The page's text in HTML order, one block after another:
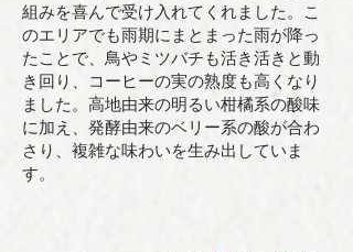
組みを喜んで受け⼊れてくれました。こ
のエリアでも⾬期にまとまった⾬が降っ
たことで、⿃やミツバチも活き活きと動
き回り、コーヒーの実の熟度も⾼くなり
ました。⾼地由来の明るい柑橘系の酸味
に加え、発酵由来のベリー系の酸が合わ
さり、複雑な味わいを⽣み出していま
す。